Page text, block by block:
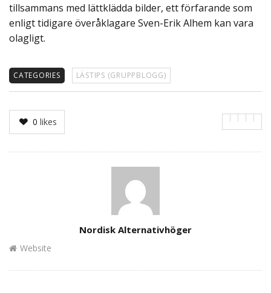
tillsammans med lättklädda bilder, ett förfarande som
enligt tidigare överåklagare Sven-Erik Alhem kan vara
olagligt.
CATEGORIES LÄSTIPS (GRUPPBLOGG)
0 likes
Nordisk Alternativhöger
Website